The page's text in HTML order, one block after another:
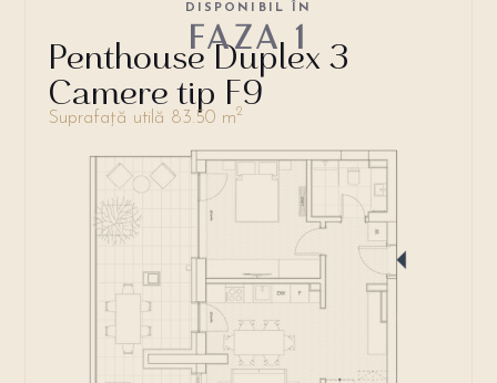
Penthouse Duplex 3
Camere tip F9
Suprafață utilă 83.50 m2
DISPONIBIL ÎN
FAZA 1